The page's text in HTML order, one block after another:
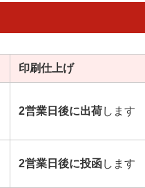
印刷仕上げ
2営業日後に出荷します
2営業日後に投函します